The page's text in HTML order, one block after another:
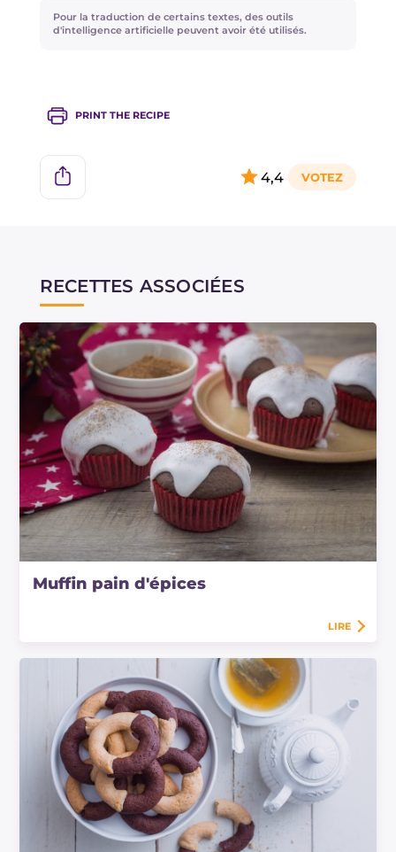
gousse de vanille ou du gingembre en poudre à
la place de la cannelle.
raisins secs !
Pour la traduction de certains textes, des outils
d'intelligence artificielle peuvent avoir été utilisés.
PRINT THE RECIPE
4,4
RECETTES ASSOCIÉES
Muffin pain d'épices
LIRE